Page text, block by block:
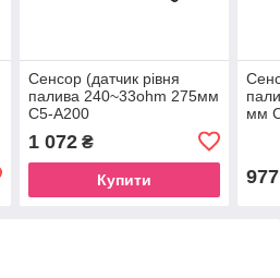
Сенсор (датчик рівня
палива 240~33ohm 275мм
C5-A200
1 072₴
Купити
мм
977